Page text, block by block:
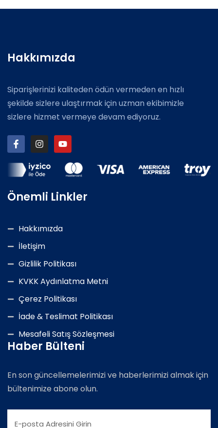
Hakkımızda
Siparişlerinizi kaliteden ödün vermeden en hızlı
şekilde sizlere ulaştırmak için uzman ekibimizle
sizlere hizmet vermeye devam ediyoruz.
Önemli Linkler
Hakkımızda
İletişim
Gizlilik Politikası
KVKK Aydınlatma Metni
Çerez Politikası
İade & Teslimat Politikası
Mesafeli Satış Sözleşmesi
Haber Bülteni
En son güncellemelerimizi ve haberlerimizi almak için
bültenimize abone olun.